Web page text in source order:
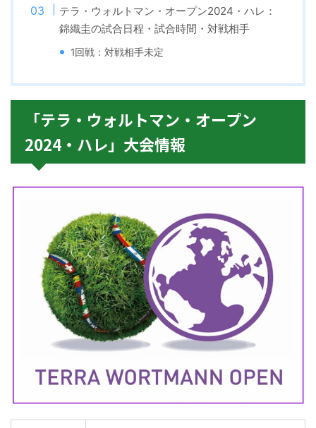
テラ・ウォルトマン・オープン2024・ハレ：
錦織圭の試合日程・試合時間・対戦相手
1回戦：対戦相手未定
「テラ・ウォルトマン・オープン
2024・ハレ」大会情報